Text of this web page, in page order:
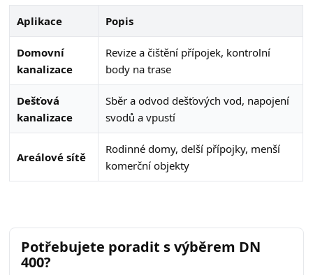
Aplikace Popis
Domovní
kanalizace
Revize a čištění přípojek, kontrolní
body na trase
Dešťová
kanalizace
Sběr a odvod dešťových vod, napojení
svodů a vpustí
Areálové sítě
Rodinné domy, delší přípojky, menší
komerční objekty
Potřebujete poradit s výběrem DN
400?